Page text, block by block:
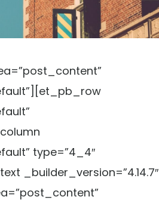
type=”4_4″
_builder_version=”4.14.7″